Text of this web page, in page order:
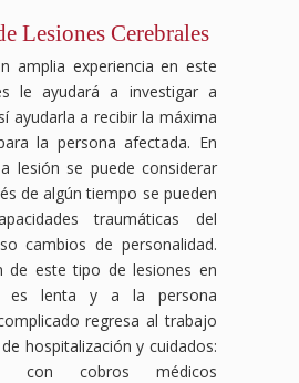
Lesiones Cerebrales
amplia experiencia en este
le ayudará a investigar a
ayudarla a recibir la máxima
la persona afectada. En
lesión se puede considerar
de algún tiempo se pueden
traumáticas del
cambios de personalidad.
de este tipo de lesiones en
es lenta y a la persona
regresa al trabajo
hospitalización y cuidados:
con cobros médicos